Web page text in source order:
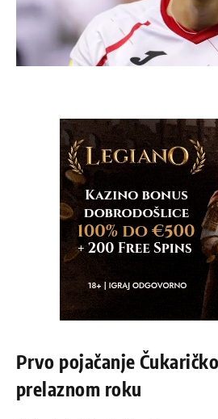
Prvo pojačanje
prelaznom roku